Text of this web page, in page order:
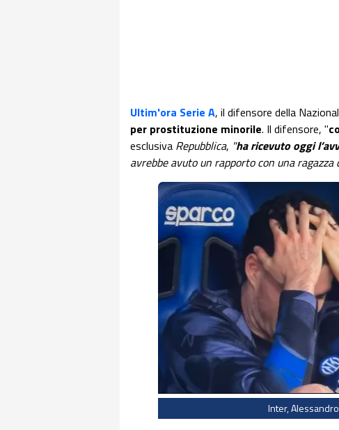
Ultim'ora Serie A, il difensore della
per prostituzione minorile. Il difensore, "
esclusiva Repubblica, "ha ricevuto oggi
avrebbe avuto un rapporto con una ragazza
Inter,